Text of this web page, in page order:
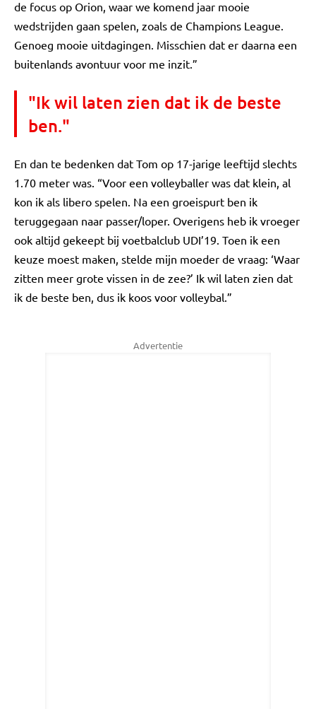
de focus op Orion, waar we komend jaar mooie
wedstrijden gaan spelen, zoals de Champions League.
Genoeg mooie uitdagingen. Misschien dat er daarna een
buitenlands avontuur voor me inzit.”
"Ik wil laten zien dat ik de beste
ben."
En dan te bedenken dat Tom op 17-jarige leeftijd slechts
1.70 meter was. “Voor een volleyballer was dat klein, al
kon ik als libero spelen. Na een groeispurt ben ik
teruggegaan naar passer/loper. Overigens heb ik vroeger
ook altijd gekeept bij voetbalclub UDI’19. Toen ik een
keuze moest maken, stelde mijn moeder de vraag: ‘Waar
zitten meer grote vissen in de zee?’ Ik wil laten zien dat
ik de beste ben, dus ik koos voor volleybal.”
Advertentie